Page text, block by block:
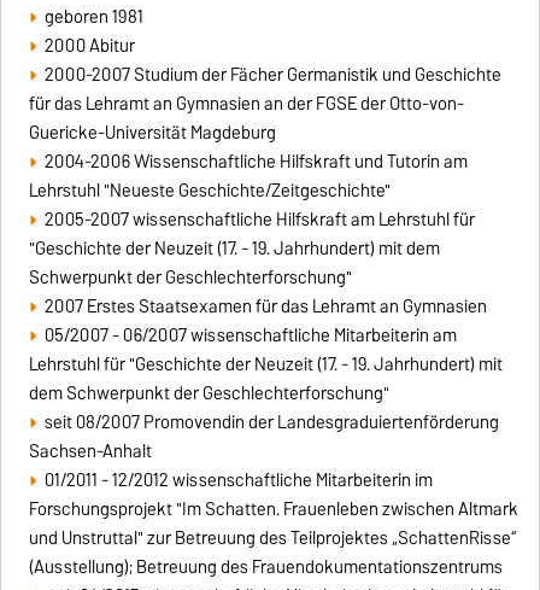
geboren 1981
2000 Abitur
2000-2007 Studium der Fächer Germanistik und Geschichte
für das Lehramt an Gymnasien an der FGSE der Otto-von-
Guericke-Universität Magdeburg
2004-2006 Wissenschaftliche Hilfskraft und Tutorin am
Lehrstuhl "Neueste Geschichte/Zeitgeschichte"
2005-2007 wissenschaftliche Hilfskraft am Lehrstuhl für
"Geschichte der Neuzeit (17. - 19. Jahrhundert) mit dem
Schwerpunkt der Geschlechterforschung"
2007 Erstes Staatsexamen für das Lehramt an Gymnasien
05/2007 - 06/2007 wissenschaftliche Mitarbeiterin am
Lehrstuhl für "Geschichte der Neuzeit (17. - 19. Jahrhundert) mit
dem Schwerpunkt der Geschlechterforschung"
seit 08/2007 Promovendin der Landesgraduiertenförderung
Sachsen-Anhalt
01/2011 - 12/2012 wissenschaftliche Mitarbeiterin im
Forschungsprojekt "Im Schatten. Frauenleben zwischen Altmark
und Unstruttal" zur Betreuung des Teilprojektes „SchattenRisse“
(Ausstellung); Betreuung des Frauendokumentationszentrums